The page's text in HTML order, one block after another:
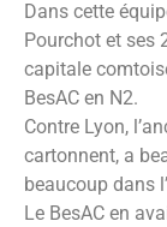
Dans cette
Pourchot et ses
capitale
BesAC en N2.
Contre Lyon,
cartonnent, a
beaucoup dans
Le BesAC en